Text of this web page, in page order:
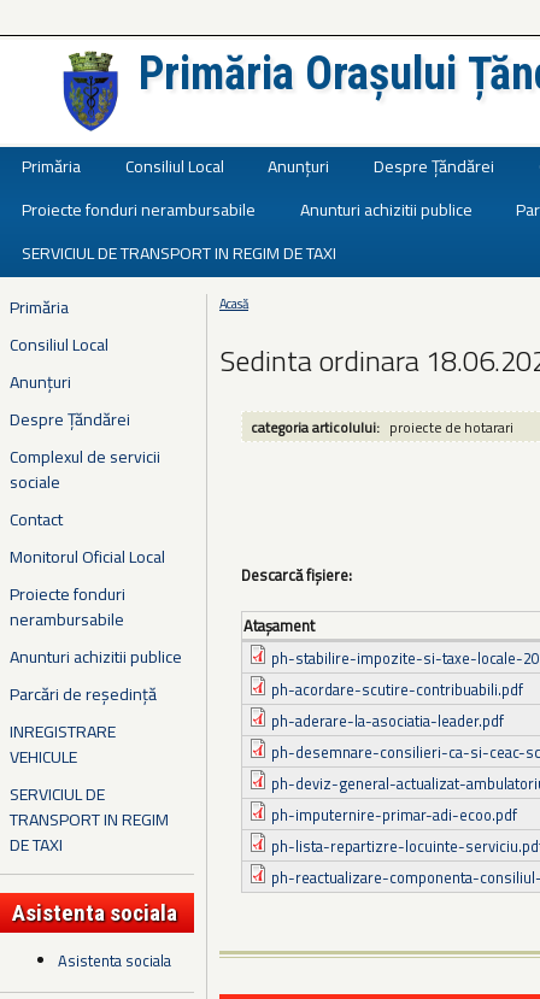
Primăria Orașului
Primăria Consiliul Local Anunțuri Despre Țăndărei
Proiecte fonduri nerambursabile
Anunturi achizitii publice
SERVICIUL DE TRANSPORT IN REGIM DE TAXI
Primăria
Consiliul Local
Anunțuri
Despre Țăndărei
Complexul de servicii
sociale
Contact
Monitorul Oficial Local
Proiecte fonduri
nerambursabile
Anunturi achizitii publice
Parcări de reședință
INREGISTRARE
VEHICULE
SERVICIUL DE
TRANSPORT IN REGIM
DE TAXI
Asistenta sociala
Asistenta sociala
Eşti aici
Acasă
Sedinta ordinara
categoria articolului: proiecte de hotarari
Descarcă fișiere:
Ataşament
ph-stabilire-impozite-si-taxe-locale-
ph-acordare-scutire-contribuabili.pdf
ph-aderare-la-asociatia-leader.pdf
ph-desemnare-consilieri-ca-si-ceac-
ph-deviz-general-actualizat-
ph-imputernire-primar-adi-ecoo.pdf
ph-lista-repartizre-locuinte-
ph-reactualizare-componenta-